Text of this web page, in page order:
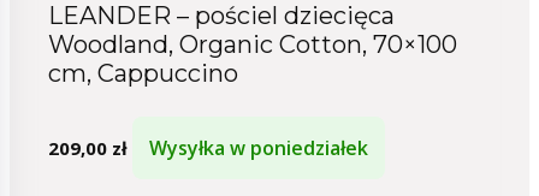
LEANDER – pościel dziecięca
Woodland, Organic Cotton, 70×100
cm, Cappuccino
209,00 zł Wysyłka w poniedziałek